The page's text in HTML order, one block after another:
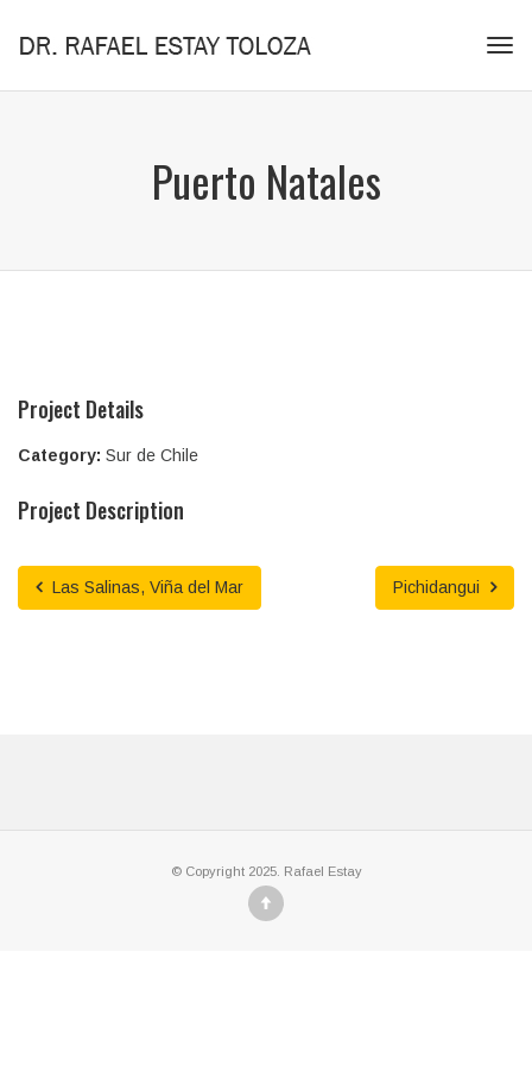
Puerto Natales
Project Details
Category: Sur de Chile
Project Description
Las Salinas, Viña del Mar Pichidangui
© Copyright 2025. Rafael Estay